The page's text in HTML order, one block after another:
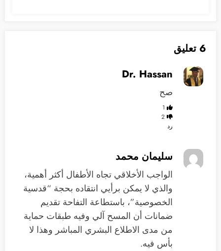
6 تعليق
Dr. Hassan
صح
1
2
رد
سليمان محمد
الواجب الأخلاقي تجاه الأطفال أكثر أهمية،
والذي لا يمكن برأيي انتقاده بحجة “قدسية
الخصوصية”، باستطاعة التفاحة تقديم
ضمانات أن المسح آلي وفيه طبقات حماية
من مدى الاطلاع البشري المباشر وهذا لا
بأس فيه.